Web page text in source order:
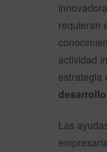
requieran
actividad
estrategia
Las